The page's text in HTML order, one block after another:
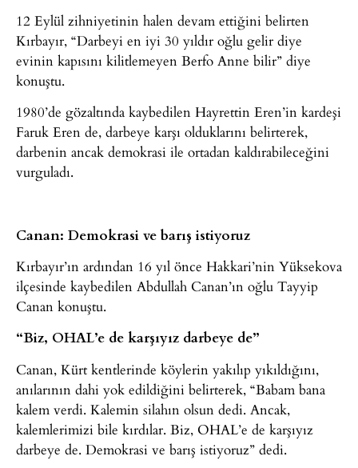
12 Eylül zihniyetinin halen devam ettiğini belirten
Kırbayır, “Darbeyi en iyi 30 yıldır oğlu gelir diye
evinin kapısını kilitlemeyen Berfo Anne bilir” diye
konuştu.
1980’de gözaltında kaybedilen Hayrettin Eren’in kardeşi
Faruk Eren de, darbeye karşı olduklarını belirterek,
darbenin ancak demokrasi ile ortadan kaldırabileceğini
vurguladı.
Canan: Demokrasi ve barış istiyoruz
Kırbayır’ın ardından 16 yıl önce Hakkari’nin Yüksekova
ilçesinde kaybedilen Abdullah Canan’ın oğlu Tayyip
Canan konuştu.
“Biz, OHAL’e de karşıyız darbeye de”
Canan, Kürt kentlerinde köylerin yakılıp yıkıldığını,
anılarının dahi yok edildiğini belirterek, “Babam bana
kalem verdi. Kalemin silahın olsun dedi. Ancak,
kalemlerimizi bile kırdılar. Biz, OHAL’e de karşıyız
darbeye de. Demokrasi ve barış istiyoruz” dedi.